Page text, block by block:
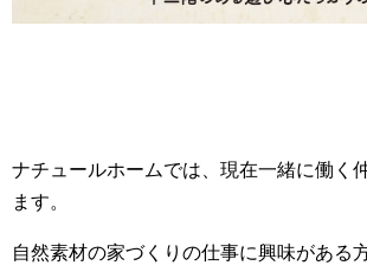
ナチュールホームでは、現在一緒に働く
ます。
自然素材の家づくりの仕事に興味がある